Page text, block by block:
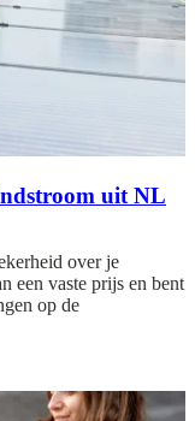
uit NL
over je
een vaste prijs en bent
op de